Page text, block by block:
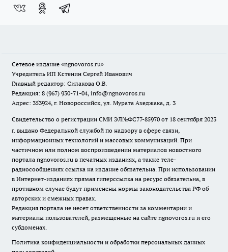
Сетевое издание «ngnovoros.ru»
Учредитель ИП Кстенин Сергей Иванович
Главный редактор: Силакова О.В.
Редакция: 8 (967) 930-71-04, info@ngnovoros.ru
Адрес: 353924, г. Новороссийск, ул. Мурата Ахеджака, д. 3
Свидетельство о регистрации СМИ ЭЛ№ФС77-85970 от 18 сентября 2023
г. выдано Федеральной службой по надзору в сфере связи,
информационных технологий и массовых коммуникаций. При
частичном или полном воспроизведении материалов новостного
портала ngnovoros.ru в печатных изданиях, а также теле-
радиосообщениях ссылка на издание обязательна. При использовании
в Интернет-изданиях прямая гиперссылка на ресурс обязательна, в
противном случае будут применены нормы законодательства РФ об
авторских и смежных правах.
Редакция портала не несет ответственности за комментарии и
материалы пользователей, размещенные на сайте ngnovoros.ru и его
субдоменах.
Политика конфиденциальности и обработки персональных данных